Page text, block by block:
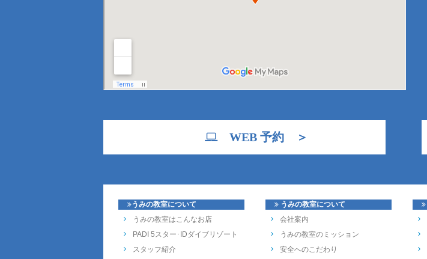
WEB 予約 ＞
うみの教室について
うみの教室はこんなお店
PADI 5スター･IDダイブリゾート
スタッフ紹介
うみの教室について
会社案内
うみの教室のミッション
安全へのこだわり